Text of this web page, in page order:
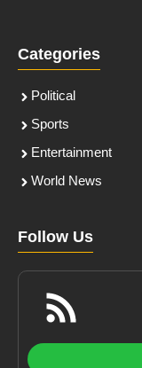
Categories
Political
Sports
Entertainment
World News
Follow Us